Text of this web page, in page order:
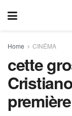
Home CINÉMA
cette